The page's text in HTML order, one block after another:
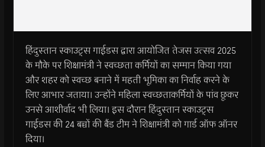
हिंदुस्तान स्काउट्स गाईडस द्वारा आयोजित तेजस उत्सव 2025
के मौके पर शिक्षामंत्री ने स्वच्छता कर्मियों का सम्मान किया गया
और शहर को स्वच्छ बनाने में महती भूमिका का निर्वाह करने के
लिए आभार जताया। उन्होंने महिला स्वच्छताकर्मियों के पांव छूकर
उनसे आशीर्वाद भी लिया। इस दौरान हिंदुस्तान स्काउट्स
गाईडस की 24 बच्चों की बैंड टीम ने शिक्षामंत्री को गार्ड ऑफ ऑनर
दिया।